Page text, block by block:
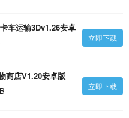
车运输3Dv1.26安卓
立即下载
商店V1.20安卓版
立即下载